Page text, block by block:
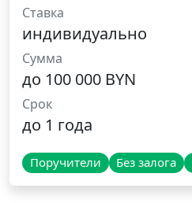
Ставка
индивидуально
Сумма
до 100 000 BYN
Срок
до 1 года
Поручители Без залога